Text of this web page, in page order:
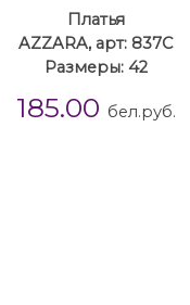
Платья
AZZARA, арт: 837С
Размеры: 42
185.00 бел.руб.